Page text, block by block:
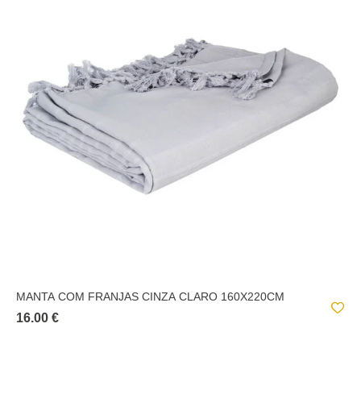
MANTA COM FRANJAS CINZA CLARO 160X220CM
16.00 €